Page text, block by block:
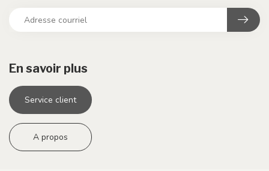
En savoir plus
Service client
A propos